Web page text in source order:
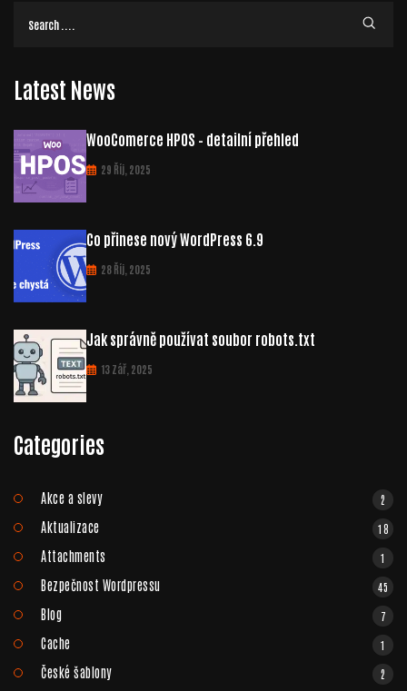
Latest News
WooComerce HPOS – detailní přehled
29 Říj, 2025
Co přinese nový WordPress 6.9
28 Říj, 2025
Jak správně používat soubor robots.txt
13 Zář, 2025
Categories
Akce a slevy 2
Aktualizace 18
Attachments 1
Bezpečnost Wordpressu 45
Blog 7
Cache 1
České šablony 2